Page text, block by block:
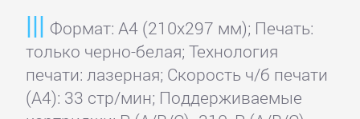
Формат: A4 (210x297 мм); Печать:
только черно-белая; Технология
печати: лазерная; Скорость ч/б печати
(А4): 33 стр/мин; Поддерживаемые
Mitsubishi
OKI